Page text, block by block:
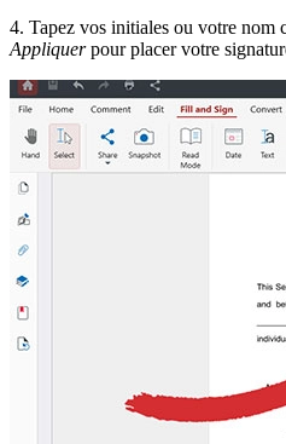
4. Tapez vos initiales ou votre nom
Appliquerpour placer votre